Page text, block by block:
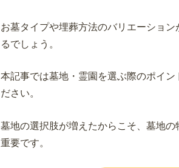
お墓タイプや埋葬方法のバリエーション
るでしょう。
本記事では墓地・霊園を選ぶ際のポイン
ださい。
墓地の選択肢が増えたからこそ、墓地
重要です。